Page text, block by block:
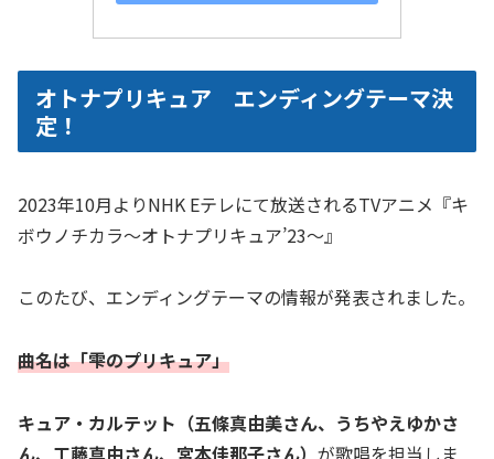
オトナプリキュア エンディングテーマ決
定！
2023年10月よりNHK Eテレにて放送されるTVアニメ『キ
ボウノチカラ～オトナプリキュア’23～』
このたび、エンディングテーマの情報が発表されました。
曲名は「雫のプリキュア」
キュア・カルテット（五條真由美さん、うちやえゆかさ
ん、工藤真由さん、宮本佳那子さん） が歌唱を担当しま